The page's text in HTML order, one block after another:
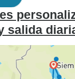
salida